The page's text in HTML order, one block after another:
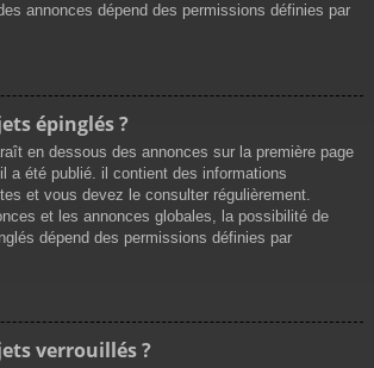
annonces dépend des permissions définies par
épinglés ?
en dessous des annonces sur la première page
a été publié. il contient des informations
et vous devez le consulter régulièrement.
et les annonces globales, la possibilité de
dépend des permissions définies par
verrouillés ?